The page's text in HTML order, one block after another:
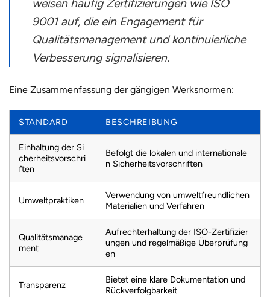
weisen häufig Zertifizierungen wie ISO
9001 auf, die ein Engagement für
Qualitätsmanagement und kontinuierliche
Verbesserung signalisieren.
Eine Zusammenfassung der gängigen Werksnormen:
STANDARD BESCHREIBUNG
Einhaltung der Si
cherheitsvorschri
ften
Befolgt die lokalen und internationale
n Sicherheitsvorschriften
Umweltpraktiken
Verwendung von umweltfreundlichen
Materialien und Verfahren
Qualitätsmanage
ment
Aufrechterhaltung der ISO-Zertifizier
ungen und regelmäßige Überprüfung
en
Transparenz
Bietet eine klare Dokumentation und
Rückverfolgbarkeit